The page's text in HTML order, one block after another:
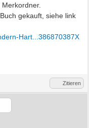
gekauft, siehe link
Hart...386870387X
Zitieren